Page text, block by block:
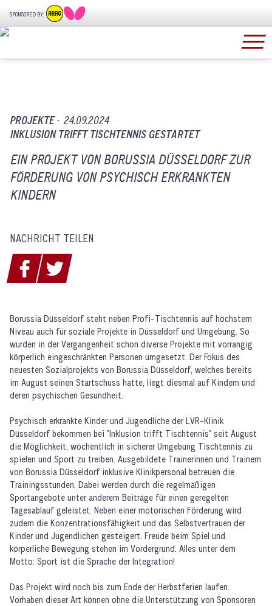
SPONSORED BY:
PROJEKTE · 24.09.2024
INKLUSION TRIFFT TISCHTENNIS GESTARTET
EIN PROJEKT VON BORUSSIA DÜSSELDORF ZUR
FÖRDERUNG VON PSYCHISCH ERKRANKTEN
KINDERN
NACHRICHT TEILEN
Borussia Düsseldorf steht neben Profi-Tischtennis auf höchstem
Niveau auch für soziale Projekte in Düsseldorf und Umgebung. So
wurden in der Vergangenheit schon diverse Projekte mit vorrangig
körperlich eingeschränkten Personen umgesetzt. Der Fokus des
neuesten Sozialprojekts von Borussia Düsseldorf, welches bereits
im August seinen Startschuss hatte, liegt diesmal auf Kindern und
deren psychischen Gesundheit.
Psychisch erkrankte Kinder und Jugendliche der LVR-Klinik
Düsseldorf bekommen bei "Inklusion trifft Tischtennis" seit August
die Möglichkeit, wöchentlich in sicherer Umgebung Tischtennis zu
spielen und Sport zu treiben. Ausgebildete Trainerinnen und Trainern
von Borussia Düsseldorf inklusive Klinikpersonal betreuen die
Trainingsstunden. Dabei werden durch die regelmäßigen
Sportangebote unter anderem Beiträge für einen geregelten
Tagesablauf geleistet. Neben einer motorischen Förderung wird
zudem die Konzentrationsfähigkeit und das Selbstvertrauen der
Kinder und Jugendlichen gesteigert. Freude beim Spiel und
körperliche Bewegung stehen im Vordergrund. Alles unter dem
Motto: Sport ist die Sprache der Integration!
Das Projekt wird noch bis zum Ende der Herbstferien laufen.
Vorhaben dieser Art können ohne die Unterstützung von Sponsoren